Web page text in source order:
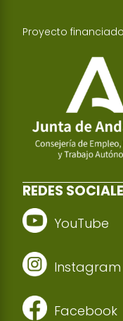
Proyecto
REDES
YouTube
Instagram
Facebook